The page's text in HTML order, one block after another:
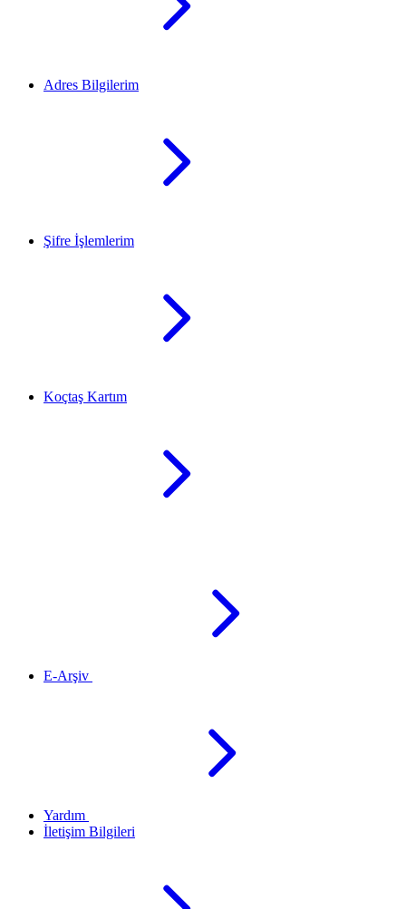
Adres Bilgilerim
Şifre İşlemlerim
Koçtaş Kartım
E-Arşiv
Yardım
İletişim Bilgileri